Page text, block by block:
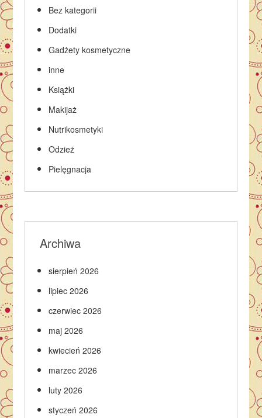
Bez kategorii
Dodatki
Gadżety kosmetyczne
inne
Książki
Makijaż
Nutrikosmetyki
Odzież
Pielęgnacja
Archiwa
sierpień 2026
lipiec 2026
czerwiec 2026
maj 2026
kwiecień 2026
marzec 2026
luty 2026
styczeń 2026